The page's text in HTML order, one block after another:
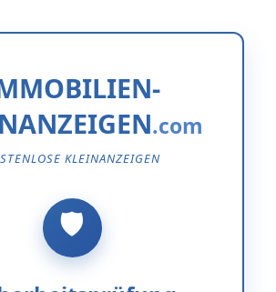
KLEINANZEIGEN